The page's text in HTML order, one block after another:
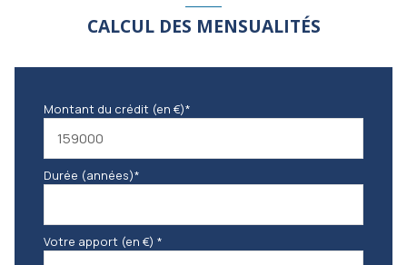
CALCUL DES MENSUALITÉS
Montant du crédit (en €)*
Durée (années)*
Votre apport (en €) *